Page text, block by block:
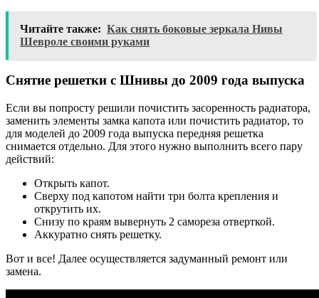
Читайте также: Как снять боковые зеркала Нивы
Шевроле своими руками
Снятие решетки с Шнивы до 2009 года выпуска
Если вы попросту решили почистить засоренность радиатора,
заменить элементы замка капота или почистить радиатор, то
для моделей до 2009 года выпуска передняя решетка
снимается отдельно. Для этого нужно выполнить всего пару
действий:
Открыть капот.
Сверху под капотом найти три болта крепления и
открутить их.
Снизу по краям вывернуть 2 самореза отверткой.
Аккуратно снять решетку.
Вот и все! Далее осуществляется задуманный ремонт или
замена.